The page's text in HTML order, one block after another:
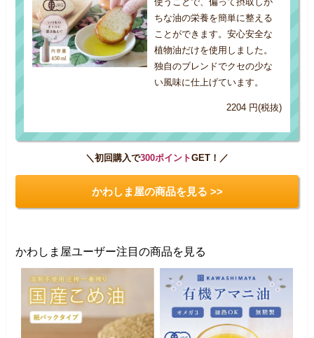
ちな油の栄養を簡単に整える
ことができます。安心安全な
植物油だけを使用しました。
独自のブレンドでクセの少な
い風味に仕上げています。
2204 円(税抜)
＼初回購入で300ポイントGET！／
かわしま屋の商品を見る >>
かわしま屋ユーザー注目の商品を見る